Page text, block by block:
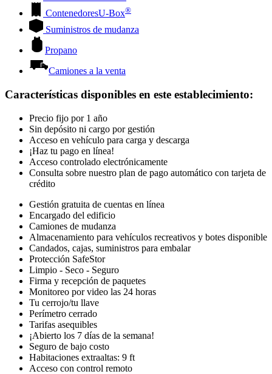
ContenedoresU-Box®
Suministros de mudanza
Propano
Camiones a la venta
Características disponibles en este establecimiento:
Precio fijo por 1 año
Sin depósito ni cargo por gestión
Acceso en vehículo para carga y descarga
¡Haz tu pago en línea!
Acceso controlado electrónicamente
Consulta sobre nuestro plan de pago automático con tarjeta de
crédito
Gestión gratuita de cuentas en línea
Encargado del edificio
Camiones de mudanza
Almacenamiento para vehículos recreativos y botes disponible
Candados, cajas, suministros para embalar
Protección SafeStor
Limpio - Seco - Seguro
Firma y recepción de paquetes
Monitoreo por video las 24 horas
Tu cerrojo/tu llave
Perímetro cerrado
Tarifas asequibles
¡Abierto los 7 días de la semana!
Seguro de bajo costo
Habitaciones extraaltas: 9 ft
Acceso con control remoto